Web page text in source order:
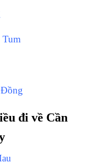
Đồng
đi về Cần